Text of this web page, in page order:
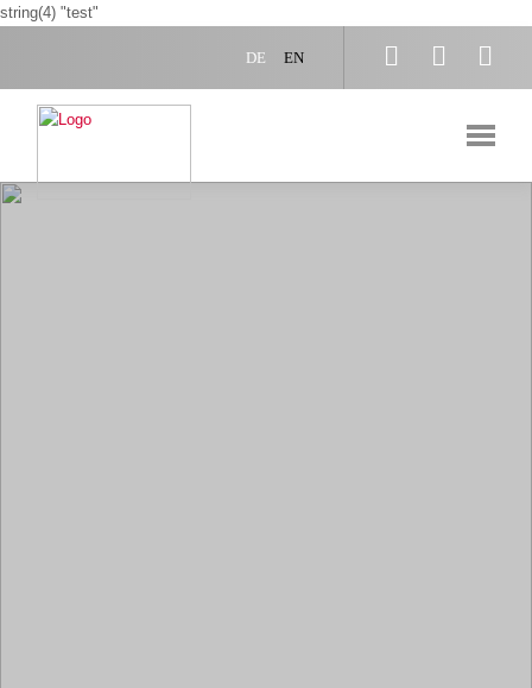
string(4) "test"
DE EN   